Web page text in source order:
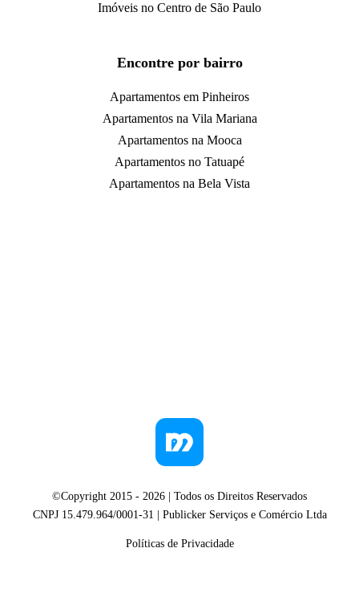
Imóveis no Centro de São Paulo
Encontre por bairro
Apartamentos em Pinheiros
Apartamentos na Vila Mariana
Apartamentos na Mooca
Apartamentos no Tatuapé
Apartamentos na Bela Vista
©Copyright 2015 - 2026 | Todos os Direitos Reservados
CNPJ 15.479.964/0001-31 | Publicker Serviços e Comércio Ltda
Políticas de Privacidade